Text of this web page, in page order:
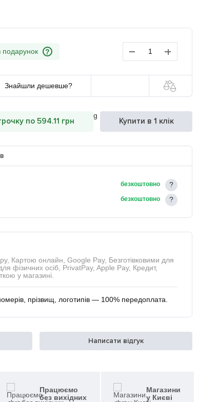
?
Знайшли дешевше?
по 594.11 грн Купити в 1 клік
безкоштовно
безкоштовно
Картою онлайн, Google Pay, Безготівковими для
фізичних осіб, PrivatPay, Apple Pay, Кредит,
у магазині.
прізвищ, логотипів — 100% передоплата.
Написати відгук
Працюємо
без вихідних
Магазини
у Києві